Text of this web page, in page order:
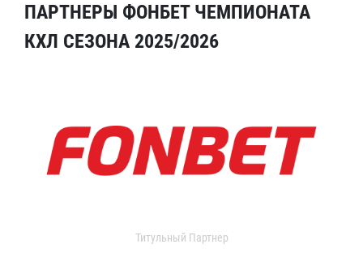
ПАРТНЕРЫ ФОНБЕТ ЧЕМПИОНАТА
КХЛ СЕЗОНА 2025/2026
Титульный Партнер